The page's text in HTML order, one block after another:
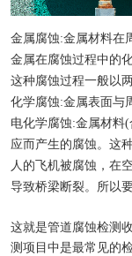
金属腐蚀:金属材料在
金属在腐蚀过程中的
这种腐蚀过程一般以
化学腐蚀:金属表面与
电化学腐蚀:金属材料
应而产生的腐蚀。这
人的飞机被腐蚀，在
导致桥梁断裂。所以
这就是管道腐蚀检测
测项目中是最常见的